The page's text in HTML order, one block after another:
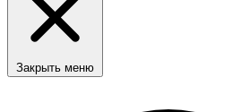
Закрыть меню